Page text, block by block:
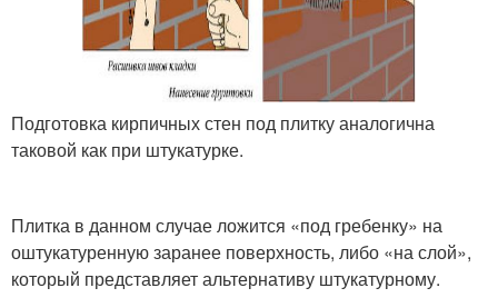
Подготовка кирпичных стен под плитку аналогична
таковой как при штукатурке.
Плитка в данном случае ложится «под гребенку» на
оштукатуренную заранее поверхность, либо «на слой»,
который представляет альтернативу штукатурному.